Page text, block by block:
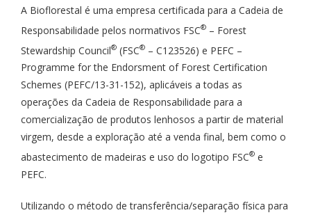
A Bioflorestal é uma empresa certificada para a Cadeia de
Responsabilidade pelos normativos FSC® – Forest
Stewardship Council® (FSC® – C123526) e PEFC –
Programme for the Endorsment of Forest Certification
Schemes (PEFC/13-31-152), aplicáveis a todas as
operações da Cadeia de Responsabilidade para a
comercialização de produtos lenhosos a partir de material
virgem, desde a exploração até a venda final, bem como o
abastecimento de madeiras e uso do logotipo FSC® e
PEFC.
Utilizando o método de transferência/separação física para